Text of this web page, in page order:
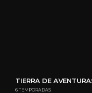
TIERRA DE
6 TEMPORADAS